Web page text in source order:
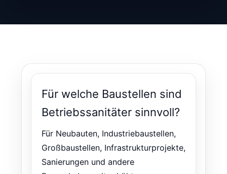
Für welche Baustellen sind
Betriebssanitäter sinnvoll?
Für Neubauten, Industriebaustellen,
Großbaustellen, Infrastrukturprojekte,
Sanierungen und andere